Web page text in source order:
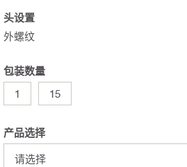
头设置
外螺纹
包装数量
1
15
产品选择
请选择